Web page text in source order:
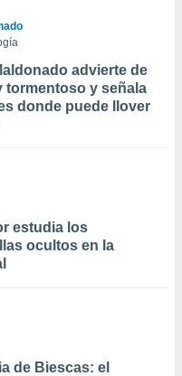
advierte de
tormentoso y señala
donde puede llover
estudia los
ocultos en la
de Biescas: el